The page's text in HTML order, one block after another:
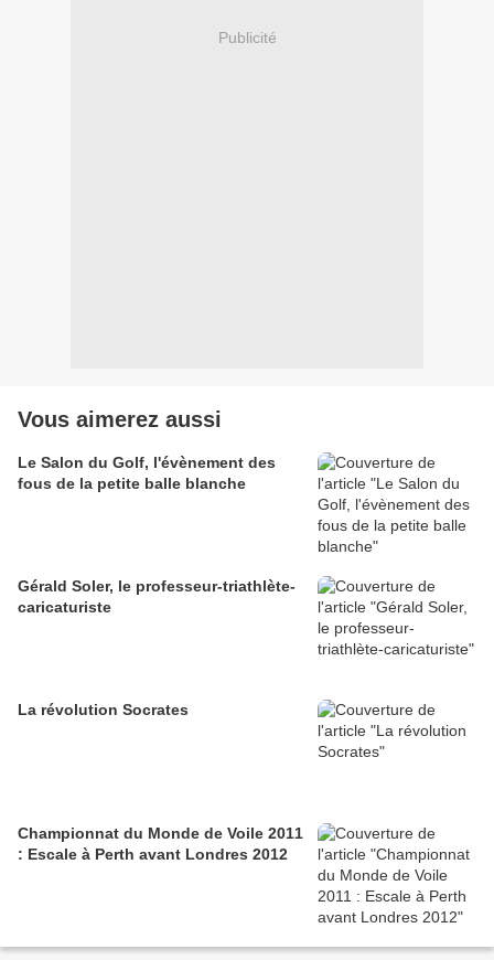
Publicité
Vous aimerez aussi
Le Salon du Golf, l'évènement des
fous de la petite balle blanche
Gérald Soler, le professeur-triathlète-
caricaturiste
La révolution Socrates
Championnat du Monde de Voile 2011
: Escale à Perth avant Londres 2012